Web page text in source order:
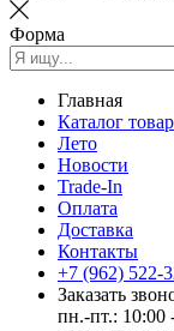
Форма
Главная
Каталог
Лето
Новости
Trade-In
Оплата
Доставка
Контакты
+7 (962) 522-
Заказать
пн.-пт.: 10:00